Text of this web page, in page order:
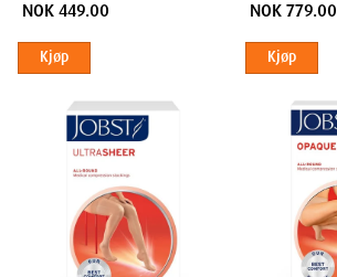
NOK 449.00
Kjøp
NOK 779.00
Kjøp